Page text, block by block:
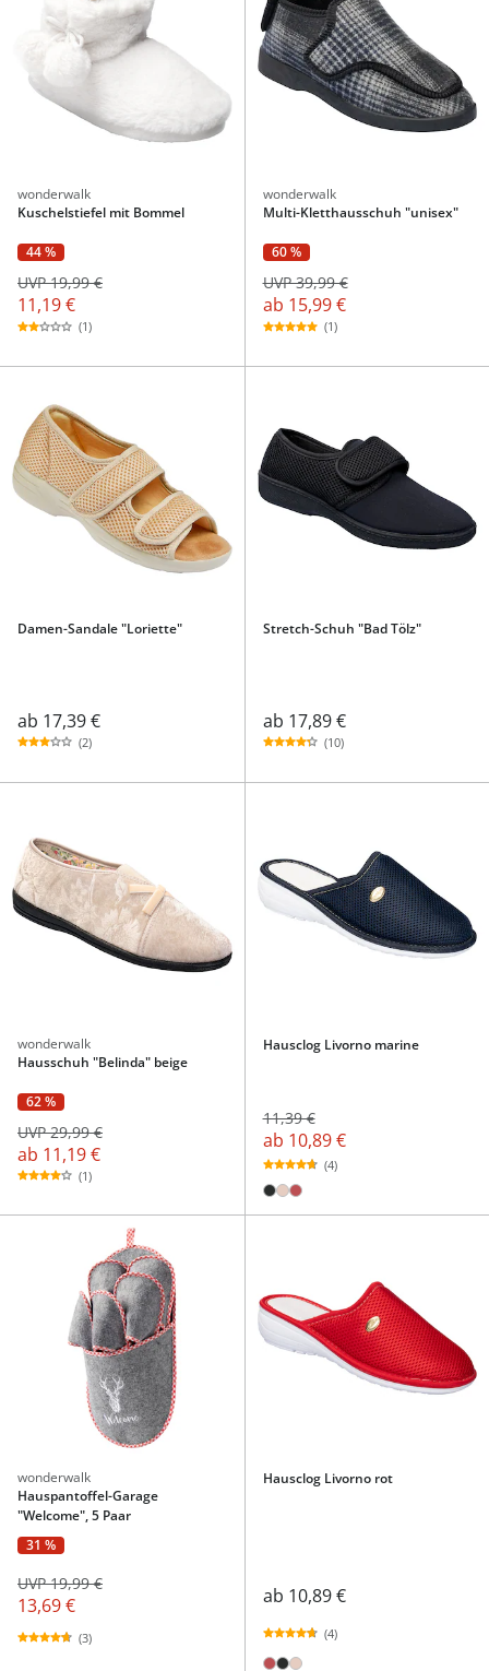
wonderwalk
Kuschelstiefel mit Bommel
44 %
11,19 €
UVP 19,99 €
(1)
wonderwalk
Multi-Kletthausschuh "unisex"
60 %
ab 15,99 €
UVP 39,99 €
(1)
Damen-Sandale "Loriette"
ab 17,39 €
(2)
Stretch-Schuh "Bad Tölz"
ab 17,89 €
(10)
wonderwalk
Hausschuh "Belinda" beige
62 %
ab 11,19 €
UVP 29,99 €
(1)
Hausclog Livorno marine
11,39 €
ab 10,89 €
(4)
wonderwalk
Hauspantoffel-Garage
"Welcome", 5 Paar
31 %
13,69 €
UVP 19,99 €
(3)
Hausclog Livorno rot
ab 10,89 €
(4)